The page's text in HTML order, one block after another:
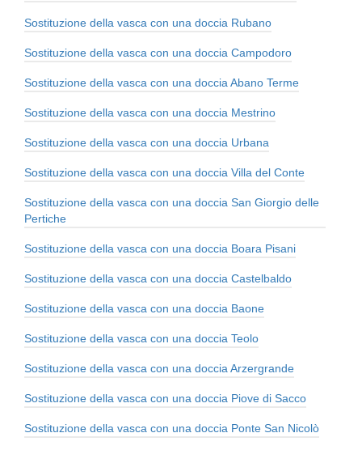
Sostituzione della vasca con una doccia Rubano
Sostituzione della vasca con una doccia Campodoro
Sostituzione della vasca con una doccia Abano Terme
Sostituzione della vasca con una doccia Mestrino
Sostituzione della vasca con una doccia Urbana
Sostituzione della vasca con una doccia Villa del Conte
Sostituzione della vasca con una doccia San Giorgio delle
Pertiche
Sostituzione della vasca con una doccia Boara Pisani
Sostituzione della vasca con una doccia Castelbaldo
Sostituzione della vasca con una doccia Baone
Sostituzione della vasca con una doccia Teolo
Sostituzione della vasca con una doccia Arzergrande
Sostituzione della vasca con una doccia Piove di Sacco
Sostituzione della vasca con una doccia Ponte San Nicolò